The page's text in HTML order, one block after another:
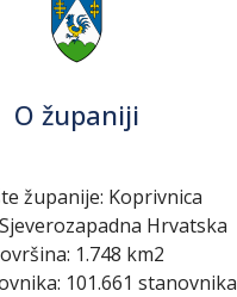
O županiji
županije: Koprivnica
Hrvatska
1.748 km2
101.661 stanovnika